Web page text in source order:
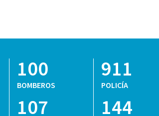
100
BOMBEROS
107
911
POLICÍA
144